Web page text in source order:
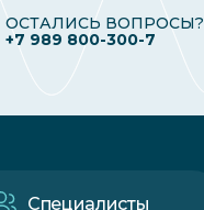
ОСТАЛИСЬ ВОПРОСЫ?
+7 989 800-300-7
Специалисты